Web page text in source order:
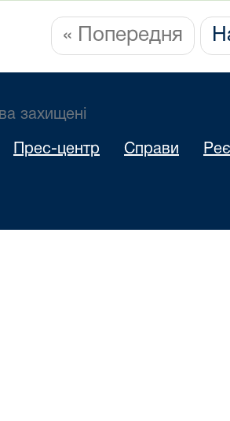
« Попередня
захищені
Прес-центр Справи